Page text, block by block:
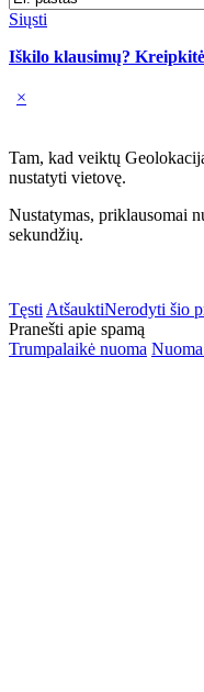
Siųsti
Iškilo klausimų?
×
Tam, kad veiktų
nustatyti vietovę.
Nustatymas, priklausomai
sekundžių.
Tęsti AtšauktiNerodyti šio
Pranešti apie spamą
Trumpalaikė nuoma